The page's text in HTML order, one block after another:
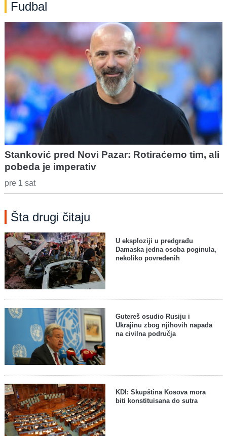
Fudbal
Stanković pred Novi Pazar: Rotiraćemo tim, ali
pobeda je imperativ
pre 1 sat
Šta drugi čitaju
U eksploziji u predgrađu
Damaska jedna osoba poginula,
nekoliko povređenih
Gutereš osudio Rusiju i
Ukrajinu zbog njihovih napada
na civilna područja
KDI: Skupština Kosova mora
biti konstituisana do sutra